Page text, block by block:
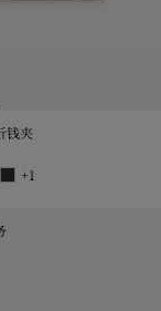
钱夹
+1